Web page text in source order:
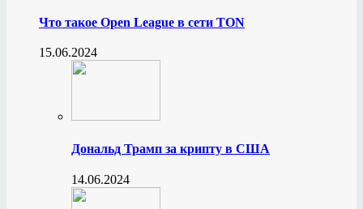
Что такое Open League в сети TON
15.06.2024
Дональд Трамп за крипту в США
14.06.2024